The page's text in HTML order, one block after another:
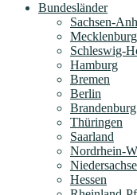
Bundesländer
Sachsen-
Schleswig-
Hamburg
Bremen
Berlin
Brandenburg
Thüringen
Saarland
Nordrhein-
Hessen